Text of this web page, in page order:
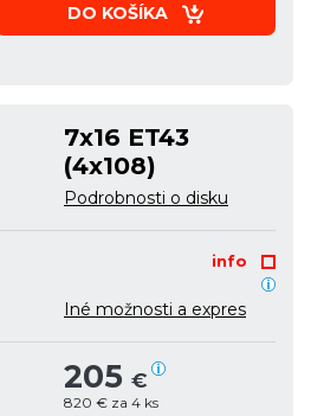
DO KOŠÍKA
7x16 ET43
(4x108)
Podrobnosti o disku
info
Iné možnosti a expres
205 €
820 € za 4 ks